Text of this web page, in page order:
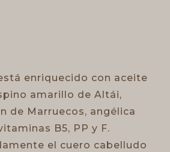
enriquecido con aceite
amarillo de Altái,
de Marruecos, angélica
B5, PP y F.
el cuero cabelludo